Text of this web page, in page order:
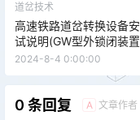
道岔技术
高速铁路道岔转换设备
试说明(GW型外锁闭装
2024-8-4 0:00:00
0 条回复 A 文章作者